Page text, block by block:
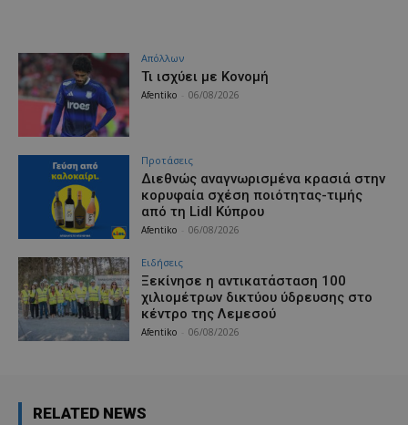
Απόλλων
Τι ισχύει με Κονομή
Afentiko 06/08/2026
Προτάσεις
Διεθνώς αναγνωρισμένα κρασιά στην
κορυφαία σχέση ποιότητας-τιμής
από τη Lidl Κύπρου
Afentiko 06/08/2026
Ειδήσεις
Ξεκίνησε η αντικατάσταση 100
χιλιομέτρων δικτύου ύδρευσης στο
κέντρο της Λεμεσού
Afentiko 06/08/2026
RELATED NEWS